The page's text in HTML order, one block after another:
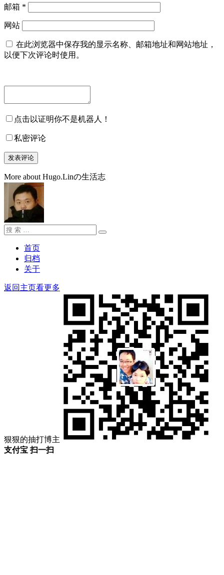
邮箱 *
网站
在此浏览器中保存我的显示名称、邮箱地址和网站地址，
以便下次评论时使用。
点击以证明你不是机器人！
私密评论
More about Hugo.Linの生活志
搜
搜
首页
归档
关于
返回主页看更多
狠狠的抽打博主
支付宝 扫一扫